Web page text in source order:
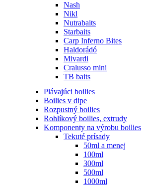
Nash
Nikl
Nutrabaits
Starbaits
Carp Inferno Bites
Haldorádó
Mivardi
Cralusso mini
TB baits
Plávajúci boilies
Boilies v dipe
Rozpustný boilies
Rohlíkový boilies, extrudy
Komponenty na výrobu boilies
Tekuté prísady
50ml a menej
100ml
300ml
500ml
1000ml